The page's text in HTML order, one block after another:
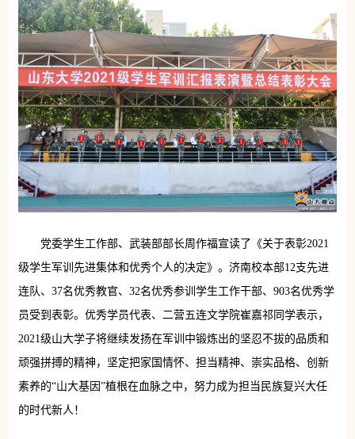
党委学生工作部、武装部部长周作福宣读了《关于表彰2021
级学生军训先进集体和优秀个人的决定》。济南校本部12支先进
连队、37名优秀教官、32名优秀参训学生工作干部、903名优秀学
员受到表彰。优秀学员代表、二营五连文学院崔嘉祁同学表示，
2021级山大学子将继续发扬在军训中锻炼出的坚忍不拔的品质和
顽强拼搏的精神，坚定把家国情怀、担当精神、崇实品格、创新
素养的“山大基因”植根在血脉之中，努力成为担当民族复兴大任
的时代新人！